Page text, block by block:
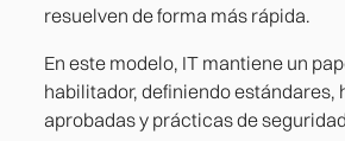
resuelven de forma más rápida.
En este modelo, IT mantiene un
habilitador, definiendo estándares,
aprobadas y prácticas de